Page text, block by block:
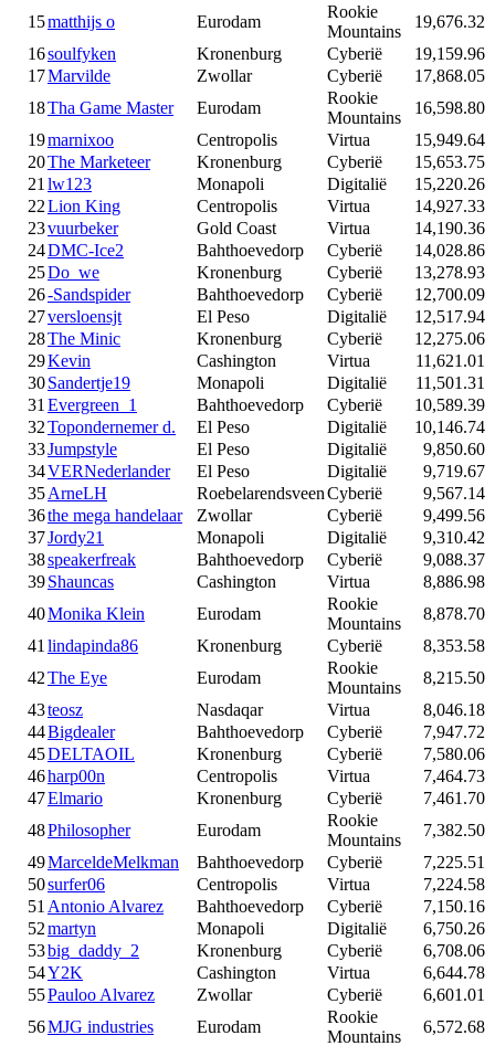
15matthijs o Eurodam
Rookie
Mountains
19,676.32
16soulfyken Kronenburg Cyberië
19,159.96
17Marvilde Zwollar Cyberië
17,868.05
18Tha Game Master Eurodam
Rookie
Mountains
16,598.80
19marnixoo Centropolis Virtua
15,949.64
20The Marketeer Kronenburg Cyberië
15,653.75
21 lw123 Monapoli Digitalië
15,220.26
22Lion King Centropolis Virtua
14,927.33
23vuurbeker Gold Coast Virtua
14,190.36
24DMC-Ice2 Bahthoevedorp Cyberië
14,028.86
25Do_we Kronenburg Cyberië
13,278.93
26-Sandspider Bahthoevedorp Cyberië
12,700.09
27versloensjt El Peso Digitalië
12,517.94
28The Minic Kronenburg Cyberië
12,275.06
29Kevin Cashington Virtua
11,621.01
30Sandertje19 Monapoli Digitalië
11,501.31
31 Evergreen_1 Bahthoevedorp Cyberië
10,589.39
32Topondernemer d. El Peso Digitalië
10,146.74
33Jumpstyle El Peso Digitalië
9,850.60
34VERNederlander El Peso Digitalië
9,719.67
35ArneLH RoebelarendsveenCyberië
9,567.14
36the mega handelaar Zwollar Cyberië
9,499.56
37Jordy21 Monapoli Digitalië
9,310.42
38speakerfreak Bahthoevedorp Cyberië
9,088.37
39Shauncas Cashington Virtua
8,886.98
40Monika Klein Eurodam
Rookie
Mountains
8,878.70
41 lindapinda86 Kronenburg Cyberië
8,353.58
42The Eye Eurodam
Rookie
Mountains
8,215.50
43teosz Nasdaqar Virtua
8,046.18
44Bigdealer Bahthoevedorp Cyberië
7,947.72
45DELTAOIL Kronenburg Cyberië
7,580.06
46harp00n Centropolis Virtua
7,464.73
47Elmario Kronenburg Cyberië
7,461.70
48Philosopher Eurodam
Rookie
Mountains
7,382.50
49MarceldeMelkman Bahthoevedorp Cyberië
7,225.51
50surfer06 Centropolis Virtua
7,224.58
51 Antonio Alvarez Bahthoevedorp Cyberië
7,150.16
52martyn Monapoli Digitalië
6,750.26
53big_daddy_2 Kronenburg Cyberië
6,708.06
54Y2K Cashington Virtua
6,644.78
55Pauloo Alvarez Zwollar Cyberië
6,601.01
56MJG industries Eurodam
Rookie
Mountains
6,572.68